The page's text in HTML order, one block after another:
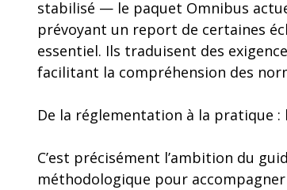
stabilisé — le paquet Omnibus
prévoyant un report de certaines
essentiel. Ils traduisent des
facilitant la compréhension des
De la réglementation à la pratique :
C’est précisément l’ambition du
méthodologique pour